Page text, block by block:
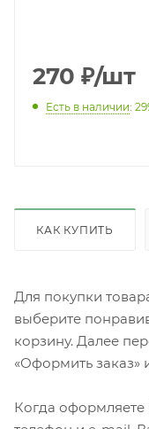
270 ₽/шт
Есть в наличии:
КАК КУПИТЬ
Для покупки
выберите
корзину. Далее
«Оформить заказ»
Когда